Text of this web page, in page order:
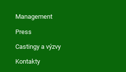
Management
Press
Castingy a výzvy
Kontakty